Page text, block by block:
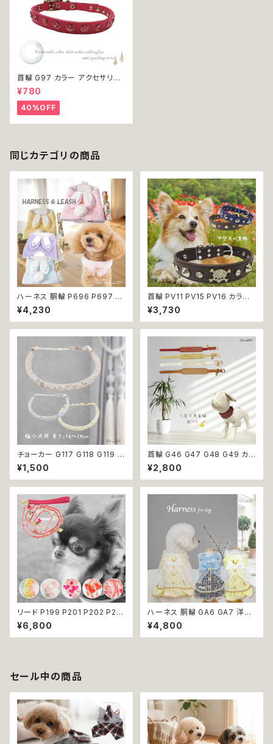
首輪 G97 カラー アクセサリー
鈴付き ピンク ストーン 小型犬
犬 猫 犬服 猫服 犬の服 猫の服
ペット 返品交換不可
¥780
40%OFF
同じカテゴリの商品
ハーネス 胴輪 P696 P697 P
698 P699 洋服のようなハー
ネス うさぎ ラビット rabbit 暖
か 秋冬 お揃い 引っ張り防止 散
ペット 服 犬服 猫服 かわいい お
しゃれ 小型犬 返品交換不可
¥4,230
首輪 PV11 PV15 PV16 カラー
ブルー ブラウン ブラック 骨 ボ
ーン スタッズ ゴールド ストーン
ドッグ dog 中型犬 散歩 犬 ペッ
¥3,730
チョーカー G117 G118 G119 首
輪 アクセサリー クリア キラキラ
犬 猫 ペット 極小型犬用 おしゃ
れ かわいい シンプル ピンク ゴ
¥1,500
首輪 G46 G47 G48 G49 カラ
ー アクセサリー 鈴付き ストーン
小型犬 犬 猫 犬服 猫服 犬の服
猫の服 ペット 返品交換不可
¥2,800
リード P199 P201 P202 P20
3 P204 ペット 犬 ドッグリード
犬リード ビーズ チェーン ハート
りぼん クリア パステル パール風
品交換不可
¥6,800
ハーネス 胴輪 GA6 GA7 洋服
のようなハーネス ワンピース風
引っ張り防止 散歩 お出掛け ド
ッグウエア 犬 猫 ペット 服 犬服
¥4,800
セール中の商品